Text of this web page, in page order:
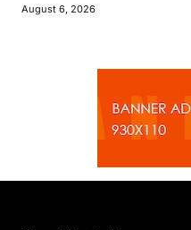
August 6, 2026